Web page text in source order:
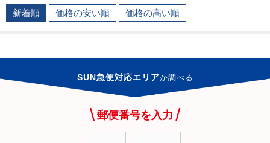
新着順
価格の安い順 価格の高い順
SUN急便対応エリアか調べる
郵便番号を入力